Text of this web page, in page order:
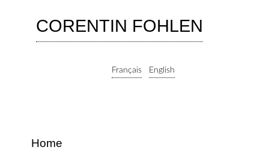
CORENTIN FOHLEN
Français English
Home